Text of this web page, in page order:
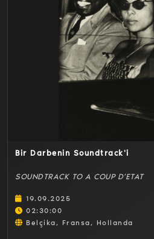
Detaylar
Bir Darbenin Soundtrack'i
SOUNDTRACK TO A COUP D’ETAT
19.09.2025
02:30:00
Belçika, Fransa, Hollanda